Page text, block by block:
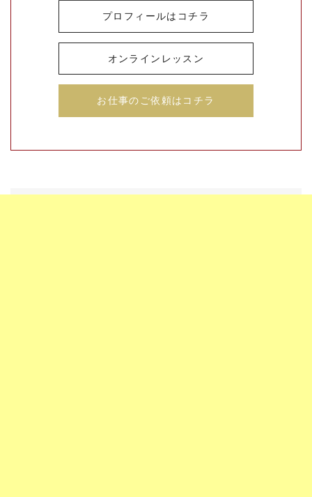
プロフィールはコチラ
オンラインレッスン
お仕事のご依頼はコチラ